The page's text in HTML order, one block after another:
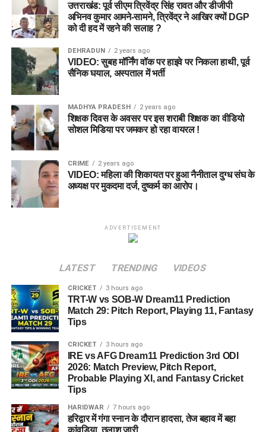
उत्तराखंड: पूर्व सीएम त्रिवेंद्र सिंह रावत और डीजीपी
अभिनव कुमार आमने-सामने, त्रिवेंद्र ने आखिर क्यों DGP
को दी हद में रहने की सलाह ?
DEHRADUN 2 years ago
VIDEO: सुबह मॉर्निंग वॉक पर हाइवे पर निकला हाथी, पूर्व
सैनिक घयाल, अस्पताल में भर्ती
MADHYA PRADESH 2 years ago
शिक्षक दिवस के अवसर पर इस शराबी शिक्षक का वीडियो
सोशल मिडिया पर जमकर हो रहा वायरल !
CRIME 2 years ago
VIDEO: महिला की शिकायत पर हुआ नैनीताल दुग्ध संघ के
अध्यक्ष पर मुकदमा दर्ज, दुष्कर्म का आरोप।
ADVERTISEMENT
LATEST TRENDING VIDEOS
CRICKET 3 hours ago
TRT-W vs SOB-W Dream11 Prediction
Match 29: Pitch Report, Playing 11, Fantasy
Tips
CRICKET 3 hours ago
IRE vs AFG Dream11 Prediction 3rd ODI
2026: Match Preview, Pitch Report,
Probable Playing XI, and Fantasy Cricket
Tips
HARIDWAR 7 hours ago
हरिद्वार में गंगा स्नान के दौरान हादसा, तेज बहाव में बहा